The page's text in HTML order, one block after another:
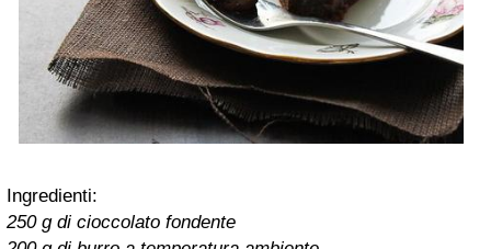
Ingredienti:
250 g di cioccolato fondente